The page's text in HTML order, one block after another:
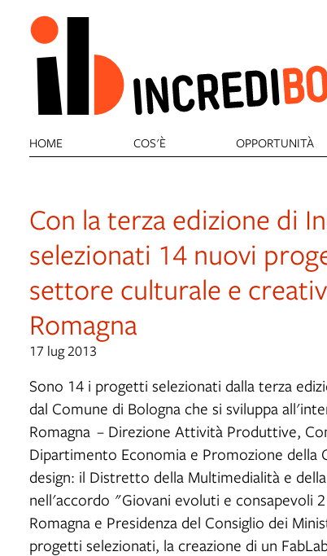
HOME COS'È OPPORTUNITÀ
Con la terza edizione di
selezionati 14 nuovi
settore culturale e
Romagna
17 lug 2013
Sono 14 i progetti selezionati dalla terza
dal Comune di Bologna che si sviluppa
Romagna – Direzione Attività Produttive,
Dipartimento Economia e Promozione
design: il Distretto della Multimedialità e
nell'accordo "Giovani evoluti e consapevoli
Romagna e Presidenza del Consiglio dei
progetti selezionati, la creazione di un